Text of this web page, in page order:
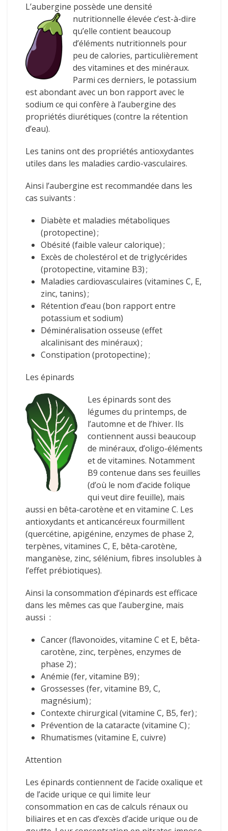
L’aubergine possède une densité
nutritionnelle élevée c’est-à-dire
qu’elle contient beaucoup
d’éléments nutritionnels pour
peu de calories, particulièrement
des vitamines et des minéraux.
Parmi ces derniers, le potassium
est abondant avec un bon rapport avec le
sodium ce qui confère à l’aubergine des
propriétés diurétiques (contre la rétention
d’eau).
Les tanins ont des propriétés antioxydantes
utiles dans les maladies cardio-vasculaires.
Ainsi l’aubergine est recommandée dans les
cas suivants :
Diabète et maladies métaboliques
(protopectine) ;
Obésité (faible valeur calorique) ;
Excès de cholestérol et de triglycérides
(protopectine, vitamine B3) ;
Maladies cardiovasculaires (vitamines C, E,
zinc, tanins) ;
Rétention d’eau (bon rapport entre
potassium et sodium)
Déminéralisation osseuse (effet
alcalinisant des minéraux) ;
Constipation (protopectine) ;
Les épinards
Les épinards sont des
légumes du printemps, de
l’automne et de l’hiver. Ils
contiennent aussi beaucoup
de minéraux, d’oligo-éléments
et de vitamines. Notamment
B9 contenue dans ses feuilles
(d’où le nom d’acide folique
qui veut dire feuille), mais
aussi en bêta-carotène et en vitamine C. Les
antioxydants et anticancéreux fourmillent
(quercétine, apigénine, enzymes de phase 2,
terpènes, vitamines C, E, bêta-carotène,
manganèse, zinc, sélénium, fibres insolubles à
l’effet prébiotiques).
Ainsi la consommation d’épinards est efficace
dans les mêmes cas que l’aubergine, mais
aussi :
Cancer (flavonoïdes, vitamine C et E, bêta-
carotène, zinc, terpènes, enzymes de
phase 2) ;
Anémie (fer, vitamine B9) ;
Grossesses (fer, vitamine B9, C,
magnésium) ;
Contexte chirurgical (vitamine C, B5, fer) ;
Prévention de la cataracte (vitamine C) ;
Rhumatismes (vitamine E, cuivre)
Attention
Les épinards contiennent de l’acide oxalique et
de l’acide urique ce qui limite leur
consommation en cas de calculs rénaux ou
biliaires et en cas d’excès d’acide urique ou de